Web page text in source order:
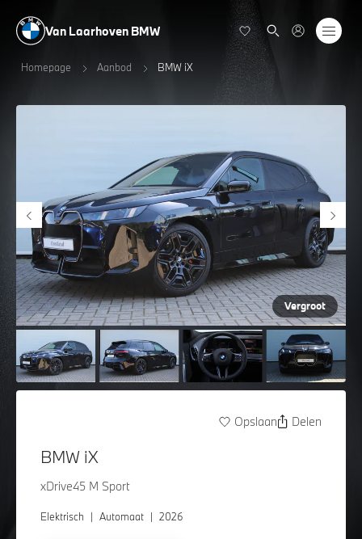
Van Laarhoven BMW
Homepage Aanbod BMW iX
Vergroot
Opslaan Delen
BMW iX
xDrive45 M Sport
Elektrisch | Automaat | 2026